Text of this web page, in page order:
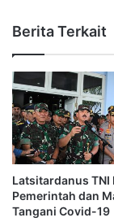
Berita Terkait
Latsitardanus TNI
Pemerintah dan
Tangani Covid-19